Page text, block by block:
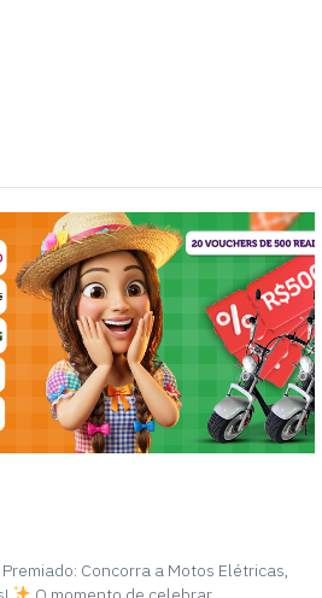
Concorra a Motos Elétricas,